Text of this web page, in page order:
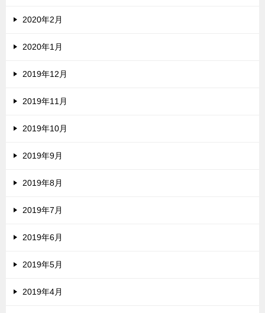
2020年2月
2020年1月
2019年12月
2019年11月
2019年10月
2019年9月
2019年8月
2019年7月
2019年6月
2019年5月
2019年4月